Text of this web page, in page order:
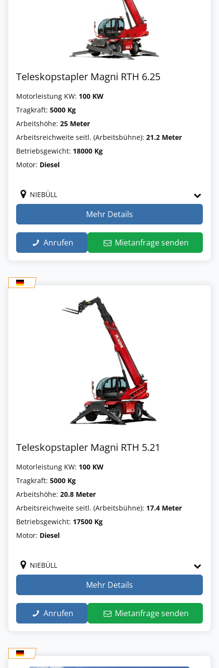
Teleskopstapler Magni RTH 6.25
Motorleistung KW: 100 KW
Tragkraft: 5000 Kg
Arbeitshöhe: 25 Meter
Arbeitsreichweite seitl. (Arbeitsbühne): 21.2 Meter
Betriebsgewicht: 18000 Kg
Motor: Diesel
NIEBÜLL
Mehr Details
Anrufen Mietanfrage senden
Teleskopstapler Magni RTH 5.21
Motorleistung KW: 100 KW
Tragkraft: 5000 Kg
Arbeitshöhe: 20.8 Meter
Arbeitsreichweite seitl. (Arbeitsbühne): 17.4 Meter
Betriebsgewicht: 17500 Kg
Motor: Diesel
NIEBÜLL
Mehr Details
Anrufen Mietanfrage senden